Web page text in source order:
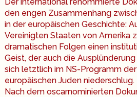
den engen Zusammenhang
in der europäischen Geschichte:
Vereinigten Staaten von Amerika
dramatischen Folgen einen
Geist, der auch die
sich letztlich im NS-Programm
europäischen Juden niederschlug.
Nach dem oscarnominierten